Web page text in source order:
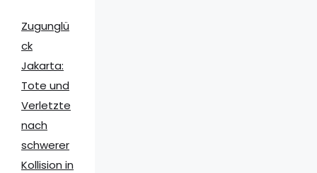
Zugunglü
ck
Jakarta:
Tote und
Verletzte
nach
schwerer
Kollision in